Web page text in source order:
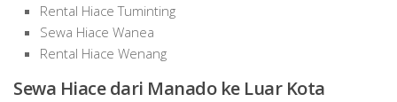
Rental Hiace Tuminting
Sewa Hiace Wanea
Rental Hiace Wenang
Sewa Hiace dari Manado ke Luar Kota